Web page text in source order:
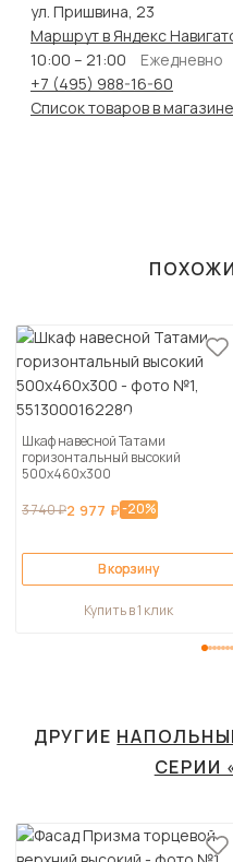
ул. Пришвина, 23
Маршрут в Яндекс
10:00 – 21:00
Ежедневно
+7 (495) 988-16-60
Список товаров в магазине
Шкаф навесной Татами
горизонтальный высокий
500х460х300
3 740 ₽2 977 ₽-20%
В корзину
Купить в 1 клик
ДРУГИЕ
СЕРИИ